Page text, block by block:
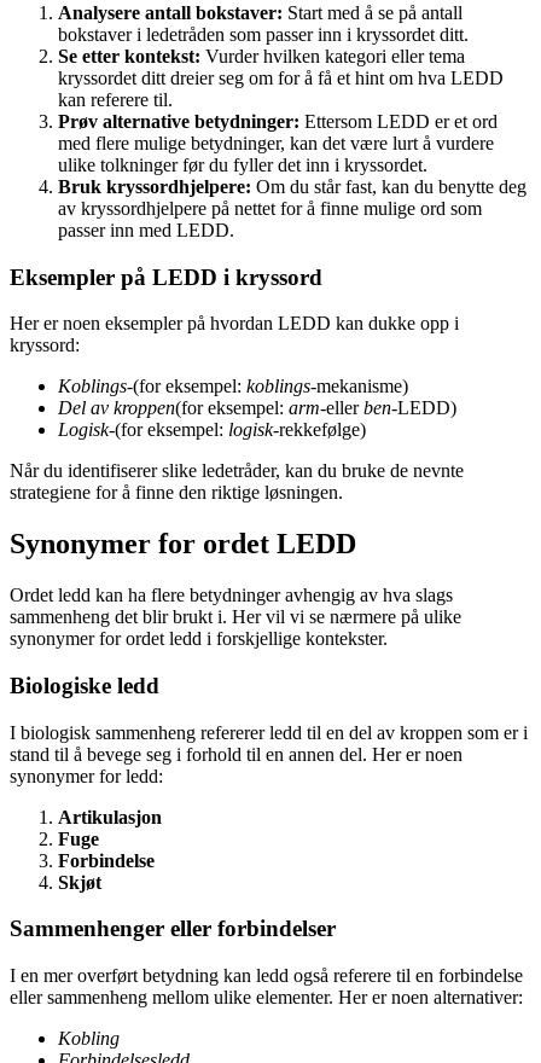
Analysere antall bokstaver: Start med å se på antall
bokstaver i ledetråden som passer inn i kryssordet ditt.
Se etter kontekst: Vurder hvilken kategori eller tema
kryssordet ditt dreier seg om for å få et hint om hva LEDD
kan referere til.
Prøv alternative betydninger: Ettersom LEDD er et ord
med flere mulige betydninger, kan det være lurt å vurdere
ulike tolkninger før du fyller det inn i kryssordet.
Bruk kryssordhjelpere: Om du står fast, kan du benytte deg
av kryssordhjelpere på nettet for å finne mulige ord som
passer inn med LEDD.
Eksempler på LEDD i kryssord
Her er noen eksempler på hvordan LEDD kan dukke opp i
kryssord:
Koblings-(for eksempel: koblings-mekanisme)
Del av kroppen(for eksempel: arm-ellerben-LEDD)
Logisk-(for eksempel: logisk-rekkefølge)
Når du identifiserer slike ledetråder, kan du bruke de nevnte
strategiene for å finne den riktige løsningen.
Synonymer for ordet LEDD
Ordet ledd kan ha flere betydninger avhengig av hva slags
sammenheng det blir brukt i. Her vil vi se nærmere på ulike
synonymer for ordet ledd i forskjellige kontekster.
Biologiske ledd
I biologisk sammenheng refererer ledd til en del av kroppen som er i
stand til å bevege seg i forhold til en annen del. Her er noen
synonymer for ledd:
Artikulasjon
Fuge
Forbindelse
Skjøt
Sammenhenger eller forbindelser
I en mer overført betydning kan ledd også referere til en forbindelse
eller sammenheng mellom ulike elementer. Her er noen alternativer:
Kobling